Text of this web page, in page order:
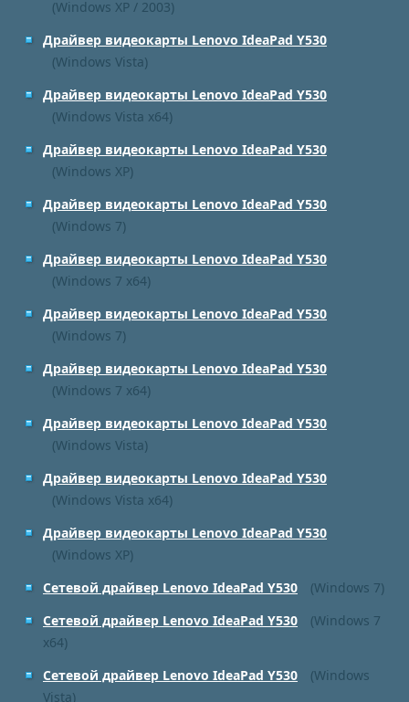
(Windows XP / 2003)
Драйвер видеокарты Lenovo IdeaPad Y530
(Windows Vista)
Драйвер видеокарты Lenovo IdeaPad Y530
(Windows Vista x64)
Драйвер видеокарты Lenovo IdeaPad Y530
(Windows XP)
Драйвер видеокарты Lenovo IdeaPad Y530
(Windows 7)
Драйвер видеокарты Lenovo IdeaPad Y530
(Windows 7 x64)
Драйвер видеокарты Lenovo IdeaPad Y530
(Windows 7)
Драйвер видеокарты Lenovo IdeaPad Y530
(Windows 7 x64)
Драйвер видеокарты Lenovo IdeaPad Y530
(Windows Vista)
Драйвер видеокарты Lenovo IdeaPad Y530
(Windows Vista x64)
Драйвер видеокарты Lenovo IdeaPad Y530
(Windows XP)
Сетевой драйвер Lenovo IdeaPad Y530
(Windows 7)
Сетевой драйвер Lenovo IdeaPad Y530
(Windows 7
x64)
Сетевой драйвер Lenovo IdeaPad Y530
(Windows
Vista)